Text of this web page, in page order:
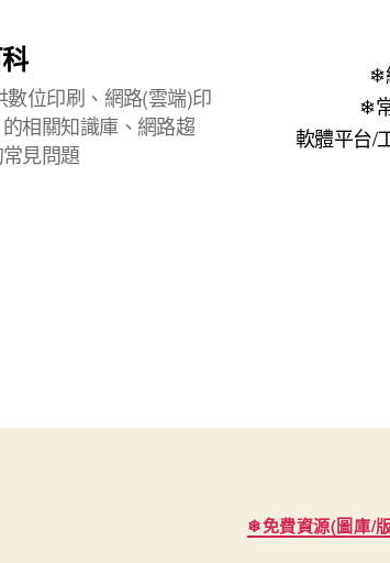
位印刷、網路(雲端)印
相關知識庫、網路趨
見問題
❄
❄
軟體平台/
❄免費資源(圖庫/